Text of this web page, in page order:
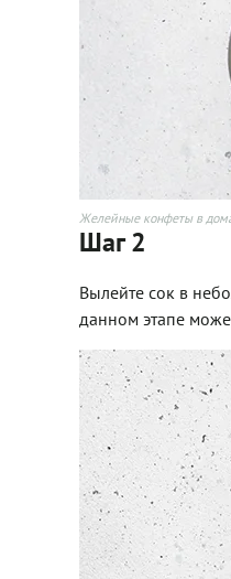
Желейные конфеты в
Шаг 2
Вылейте сок в
данном этапе